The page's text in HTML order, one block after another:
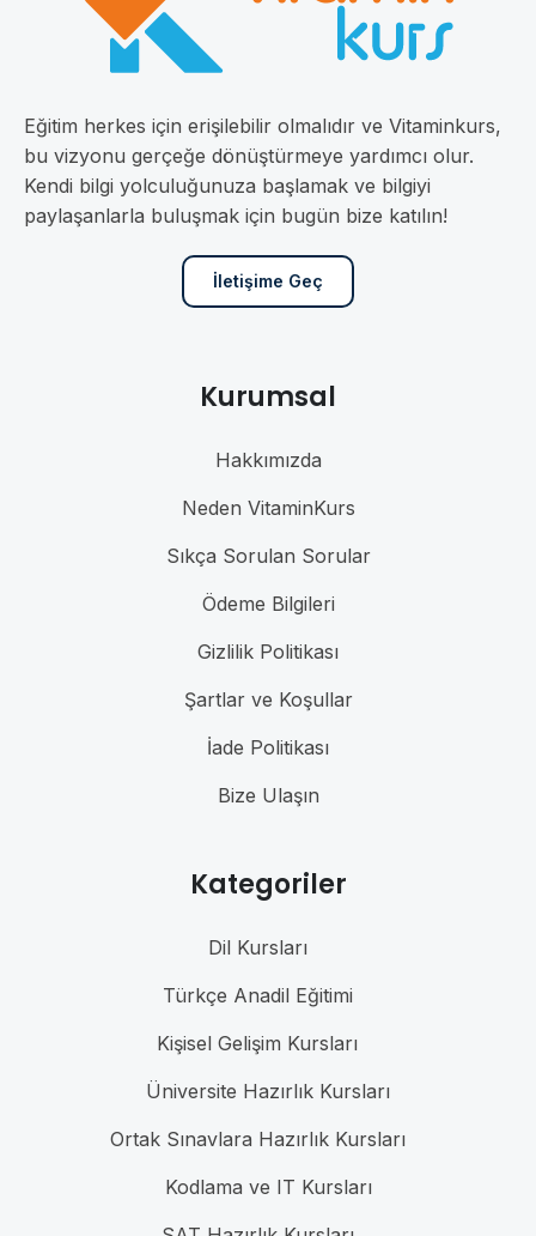
Eğitim herkes için erişilebilir olmalıdır ve Vitaminkurs,
bu vizyonu gerçeğe dönüştürmeye yardımcı olur.
Kendi bilgi yolculuğunuza başlamak ve bilgiyi
paylaşanlarla buluşmak için bugün bize katılın!
İletişime Geç
Kurumsal
Hakkımızda
Neden VitaminKurs
Sıkça Sorulan Sorular
Ödeme Bilgileri
Gizlilik Politikası
Şartlar ve Koşullar
İade Politikası
Bize Ulaşın
Kategoriler
Dil Kursları
Türkçe Anadil Eğitimi
Kişisel Gelişim Kursları
Üniversite Hazırlık Kursları
Ortak Sınavlara Hazırlık Kursları
Kodlama ve IT Kursları